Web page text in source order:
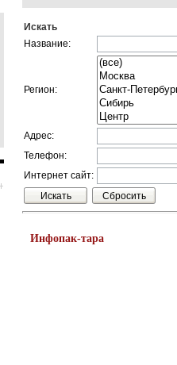
Искать
Название:
Регион:
Адрес:
Телефон:
Интернет сайт:
Инфопак-тара